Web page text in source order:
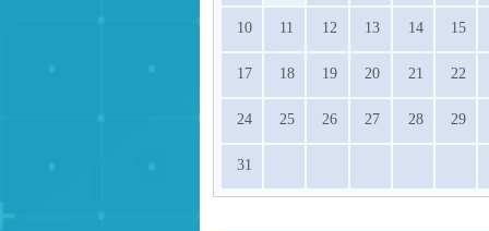
просвещения РФ.
10 11 12 13 14 15
17 18 19 20 21 22
24 25 26 27 28 29
31